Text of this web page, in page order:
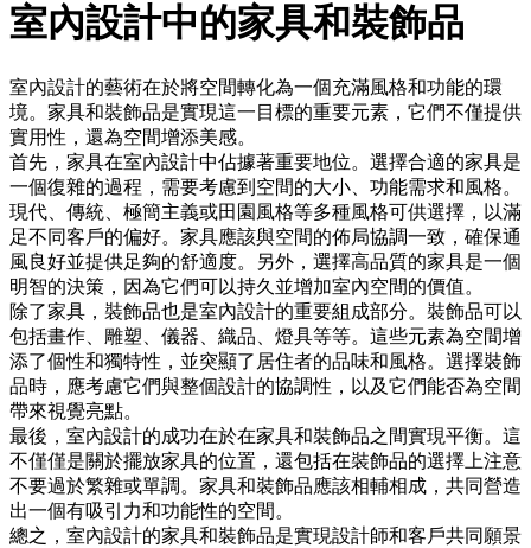
室內設計中的家具和裝飾品
室內設計的藝術在於將空間轉化為一個充滿風格和功能的環
境。家具和裝飾品是實現這一目標的重要元素，它們不僅提供
實用性，還為空間增添美感。
首先，家具在室內設計中佔據著重要地位。選擇合適的家具是
一個復雜的過程，需要考慮到空間的大小、功能需求和風格。
現代、傳統、極簡主義或田園風格等多種風格可供選擇，以滿
足不同客戶的偏好。家具應該與空間的佈局協調一致，確保通
風良好並提供足夠的舒適度。另外，選擇高品質的家具是一個
明智的決策，因為它們可以持久並增加室內空間的價值。
除了家具，裝飾品也是室內設計的重要組成部分。裝飾品可以
包括畫作、雕塑、儀器、織品、燈具等等。這些元素為空間增
添了個性和獨特性，並突顯了居住者的品味和風格。選擇裝飾
品時，應考慮它們與整個設計的協調性，以及它們能否為空間
帶來視覺亮點。
最後，室內設計的成功在於在家具和裝飾品之間實現平衡。這
不僅僅是關於擺放家具的位置，還包括在裝飾品的選擇上注意
不要過於繁雜或單調。家具和裝飾品應該相輔相成，共同營造
出一個有吸引力和功能性的空間。
總之，室內設計的家具和裝飾品是實現設計師和客戶共同願景